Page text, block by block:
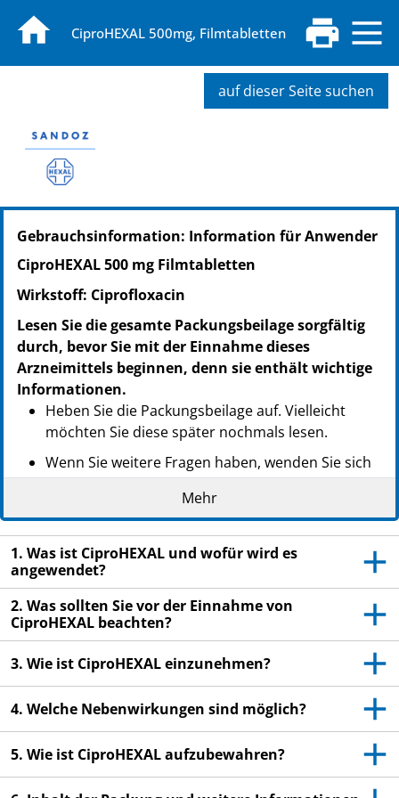
CiproHEXAL 500mg, Filmtabletten
auf dieser Seite suchen
PZN: 01345824
PPN: 110134582454
NTIN: 04150013458247
PPN: 110134583020
NTIN: 04150013458308
PZN: 00294929
PPN: 110029492937
NTIN: 04150002949299
PZN: 00294935
PPN: 110029493503
NTIN: 04150002949350
Gebrauchsinformation: Information für Anwender
CiproHEXAL 500 mg Filmtabletten
Wirkstoff: Ciprofloxacin
Lesen Sie die gesamte Packungsbeilage sorgfältig
durch, bevor Sie mit der Einnahme dieses
Arzneimittels beginnen, denn sie enthält wichtige
Informationen.
Heben Sie die Packungsbeilage auf. Vielleicht
möchten Sie diese später nochmals lesen.
Wenn Sie weitere Fragen haben, wenden Sie sich
an Ihren Arzt oder Apotheker.
Dieses Arzneimittel wurde Ihnen persönlich
verschrieben. Geben Sie es nicht an Dritte weiter.
Es kann anderen Menschen schaden, auch wenn
diese die gleichen Beschwerden haben wie Sie.
Wenn Sie Nebenwirkungen bemerken, wenden Sie
sich an Ihren Arzt oder Apotheker. Dies gilt auch
Packungsbeilage angegeben sind. Siehe Abschnitt
Mehr
1. Was ist CiproHEXAL und wofür wird es
angewendet?
2. Was sollten Sie vor der Einnahme von
CiproHEXAL beachten?
3. Wie ist CiproHEXAL einzunehmen?
4. Welche Nebenwirkungen sind möglich?
5. Wie ist CiproHEXAL aufzubewahren?